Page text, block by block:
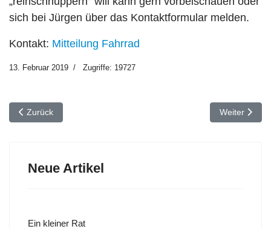
sich bei Jürgen über das Kontaktformular melden.
Kontakt: Mitteilung Fahrrad
13. Februar 2019 Zugriffe: 19727
Vorheriger Beitrag: Gemeindebrief - Dezember 2018
Zurück Nächster
Weiter
Neue Artikel
Ein kleiner Rat